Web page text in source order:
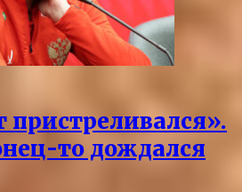
пристреливался».
то дождался